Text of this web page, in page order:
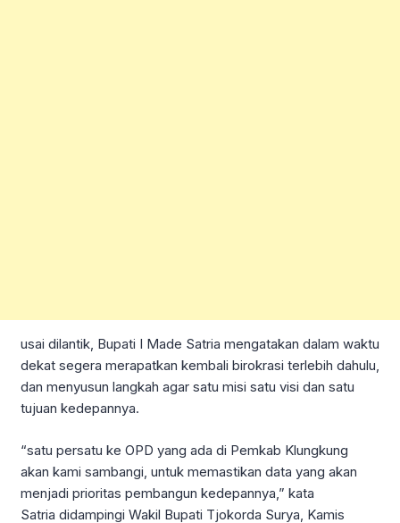
usai dilantik, Bupati I Made Satria mengatakan dalam waktu
dekat segera merapatkan kembali birokrasi terlebih dahulu,
dan menyusun langkah agar satu misi satu visi dan satu
tujuan kedepannya.
“satu persatu ke OPD yang ada di Pemkab Klungkung
akan kami sambangi, untuk memastikan data yang akan
menjadi prioritas pembangun kedepannya,” kata
Satria didampingi Wakil Bupati Tjokorda Surya, Kamis